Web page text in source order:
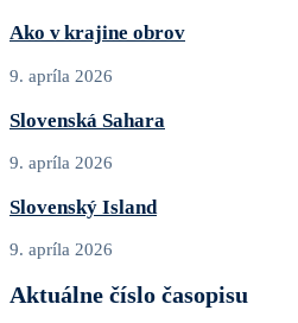
Ako v krajine obrov
9. apríla 2026
Slovenská Sahara
9. apríla 2026
Slovenský Island
9. apríla 2026
Aktuálne číslo časopisu